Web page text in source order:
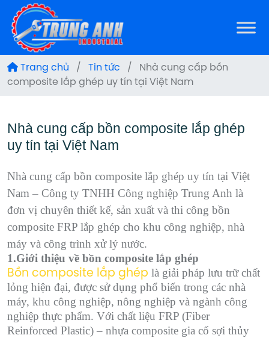
Trang chủ / Tin tức /
Nhà cung cấp bồn
composite lắp ghép uy tín tại Việt Nam
Nhà cung cấp bồn composite lắp ghép
uy tín tại Việt Nam
Nhà cung cấp bồn composite lắp ghép uy tín tại Việt
Nam – Công ty TNHH Công nghiệp Trung Anh là
đơn vị chuyên thiết kế, sản xuất và thi công bồn
composite FRP lắp ghép cho khu công nghiệp, nhà
máy và công trình xử lý nước.
1.Giới thiệu về bồn composite lắp ghép
Bồn composite lắp ghép là giải pháp lưu trữ chất
lỏng hiện đại, được sử dụng phổ biến trong các nhà
máy, khu công nghiệp, nông nghiệp và ngành công
nghiệp thực phẩm. Với chất liệu FRP (Fiber
Reinforced Plastic) – nhựa composite gia cố sợi thủy